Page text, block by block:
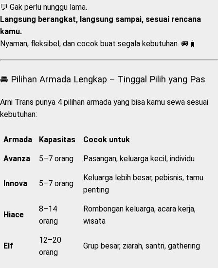
💬 Gak perlu nunggu lama.
Langsung berangkat, langsung sampai, sesuai rencana
kamu.
Nyaman, fleksibel, dan cocok buat segala kebutuhan. 🚐🧳
🚘 Pilihan Armada Lengkap – Tinggal Pilih yang Pas
Arni Trans punya 4 pilihan armada yang bisa kamu sewa sesuai
kebutuhan:
Armada Kapasitas Cocok untuk
Avanza 5–7 orang Pasangan, keluarga kecil, individu
Innova 5–7 orang
Keluarga lebih besar, pebisnis, tamu
penting
Hiace
8–14
orang
Rombongan keluarga, acara kerja,
wisata
Elf
12–20
orang
Grup besar, ziarah, santri, gathering